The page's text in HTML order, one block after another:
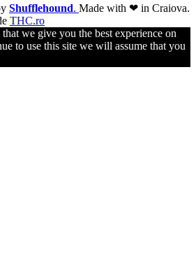
Shufflehound. Made with ❤ in Craiova.
THC.ro
we give you the best experience on
to use this site we will assume that you